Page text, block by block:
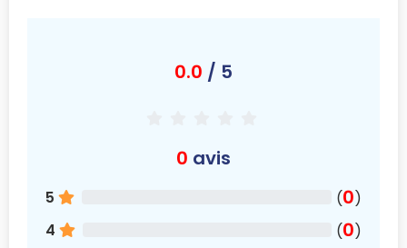
0.0 / 5
0 avis
5 (0)
4
(0)